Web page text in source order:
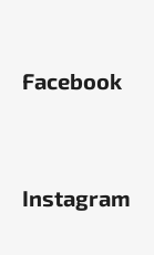
Facebook
Instagram